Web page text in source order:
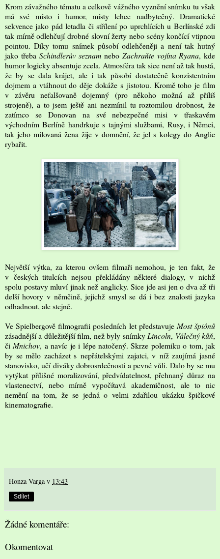
Krom závažného tématu a celkově vážného vyznění snímku tu však
má své místo i humor, místy lehce nadbytečný. Dramatické
sekvence jako pád letadla či střílení po uprchlících u Berlínské zdi
tak mírně odlehčují drobné slovní žerty nebo scény končící vtipnou
pointou. Díky tomu snímek působí odlehčeněji a není tak hutný
jako třeba Schindlerův seznam nebo Zachraňte vojína Ryana, kde
humor logicky absentuje zcela. Atmosféra tak sice není až tak hustá,
že by se dala krájet, ale i tak působí dostatečně konzistentním
dojmem a vtáhnout do děje dokáže s jistotou. Kromě toho je film
v závěru nefalšovaně dojemný (pro někoho možná až příliš
strojeně), a to jsem ještě ani nezmínil tu roztomilou drobnost, že
zatímco se Donovan na své nebezpečné misi v třaskavém
východním Berlíně handrkuje s tajnými službami, Rusy, i Němci,
tak jeho milovaná žena žije v domnění, že jel s kolegy do Anglie
rybařit.
Největší výtka, za kterou ovšem filmaři nemohou, je ten fakt, že
v českých titulcích nejsou překládány některé dialogy, v nichž
spolu postavy mluví jinak než anglicky. Sice jde asi jen o dva až tři
delší hovory v němčině, jejichž smysl se dá i bez znalosti jazyka
odhadnout, ale stejně.
Ve Spielbergově filmografii posledních let představuje Most špiónů
zásadnější a důležitější film, než byly snímky Lincoln, Válečný kůň,
či Mnichov, a navíc je i lépe natočený. Skrze polemiku o tom, jak
by se mělo zacházet s nepřátelskými zajatci, v níž zaujímá jasné
stanovisko, učí diváky dobrosrdečnosti a pevné vůli. Dalo by se mu
vytýkat přílišné moralizování, předvídatelnost, přehnaný důraz na
vlastenectví, nebo mírně vypočítavá akademičnost, ale to nic
nemění na tom, že se jedná o velmi zdařilou ukázku špičkové
kinematografie.
Honza Varga v 13:43
Sdílet
Žádné komentáře:
Okomentovat